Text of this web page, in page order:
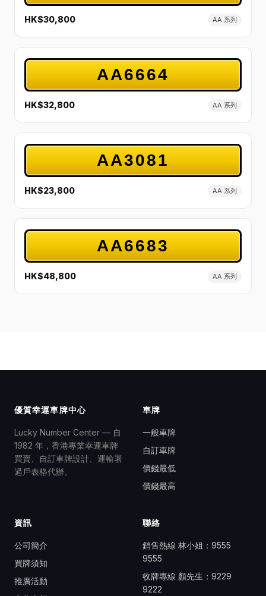
HK$30,800 AA 系列
AA6664
HK$32,800 AA 系列
AA3081
HK$23,800 AA 系列
AA6683
HK$48,800 AA 系列
優質幸運車牌中心
Lucky Number Center — 自
1982 年，香港專業幸運車牌
買賣、自訂車牌設計、運輸署
過戶表格代辦。
車牌
一般車牌
自訂車牌
價錢最低
價錢最高
資訊
公司簡介
買牌須知
推廣活動
聯絡
銷售熱線 林小姐： 9555
9555
收牌專線 顏先生： 9229
9222